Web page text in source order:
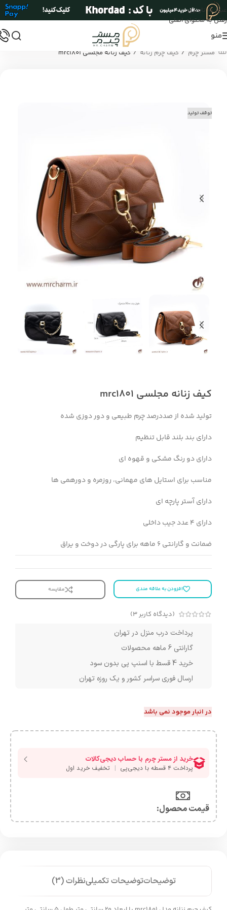
عبور به ناوبری
رفتن به محتوای اصلی
منو
مستر چرم / کیف چرم زنانه / کیف زنانه مجلسی mrc1801
توقف تولید
کیف زنانه مجلسی mrc1801
تولید شده از صددرصد چرم طبیعی و دور دوزی شده
دارای بند بلند قابل تنظیم
دارای دو رنگ مشکی و قهوه ای
مناسب برای استایل های مهمانی، روزمره و دورهمی ها
دارای آستر پارچه ای
دارای 4 عدد جیب داخلی
ضمانت و گارانتی 6 ماهه برای پارگی در دوخت و یراق
افزودن به علاقه مندی مقایسه
(دیدگاه کاربر3
)
پرداخت درب منزل در تهران
گارانتی 6 ماهه محصولات
خرید 4 قسط با اسنپ پی بدون سود
ارسال فوری سراسر کشور و یک روزه تهران
در انبار موجود نمی باشد
قیمت محصول:​
توضیحاتتوضیحات تکمیلینظرات (3)